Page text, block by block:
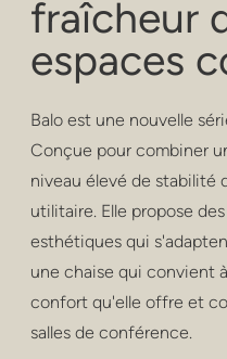
confidentialité
poufs et tabouret
tables basses
les tables
rayonnage
extérieur
soins de santé
fraîcheur
espaces
Balo est une nouvelle
Conçue pour combiner
niveau élevé de stabilité
utilitaire. Elle propose
esthétiques qui
une chaise qui convient
confort qu'elle offre et
salles de conférence.